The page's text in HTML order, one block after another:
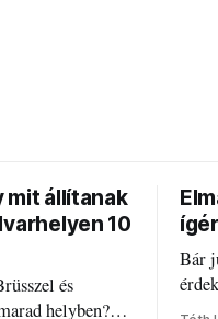
mit állítanak
10
és
helyben?
Bár